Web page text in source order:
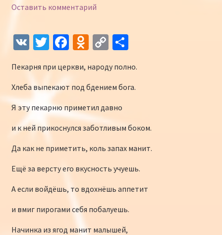
Интернет-конкурс чтецов «Созвучие 2018»
Наши участники и победители
Наши участники 2017
Страничка победителей 2017
Оставить комментарий
V T
tt
er
Fa
b
o
o
k
O
n
o
kl
as
sn
iki
C
p
y
Li
n
k
О
п
р
в
и
ть
Пекарня при церкви, народу полно.
Хлеба выпекают под бдением бога.
Я эту пекарню приметил давно
и к ней прикоснулся заботливым боком.
Да как не приметить, коль запах манит.
Ещё за версту его вкусность учуешь.
А если войдёшь, то вдохнёшь аппетит
и вмиг пирогами себя побалуешь.
Начинка из ягод манит малышей,